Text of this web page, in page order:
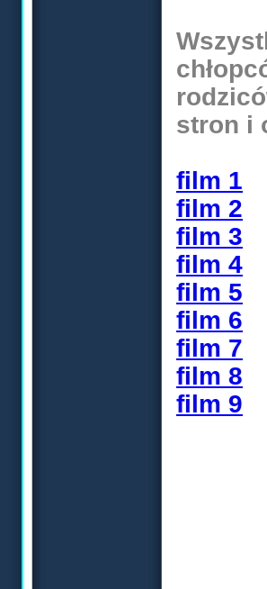
stron i
film 1
film 2
film 3
film 4
film 5
film 6
film 7
film 8
film 9